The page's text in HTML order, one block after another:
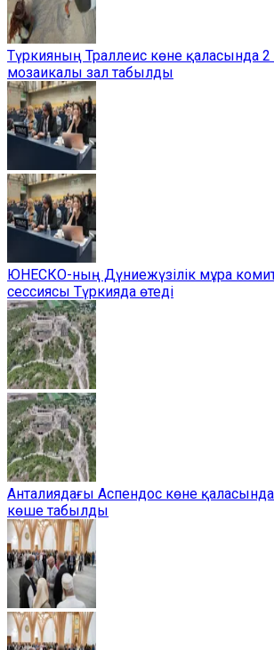
Түркияның Траллеис көне
мозаикалы зал табылды
ЮНЕСКО-ның Дүниежүзілік мұра
сессиясы Түркияда өтеді
Анталиядағы Аспендос көне
көше табылды